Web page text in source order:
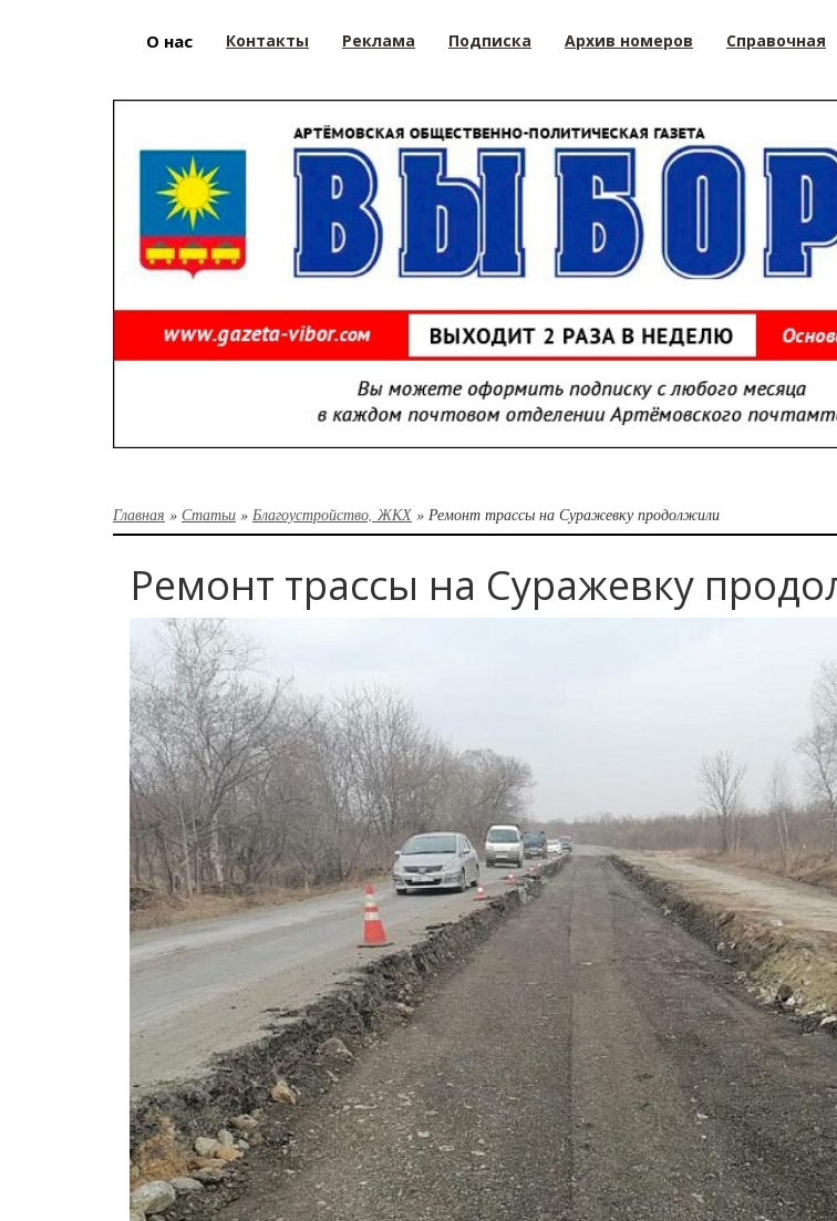
О нас Контакты Реклама Подписка Архив номеров Справочная
Главная » Статьи » Благоустройство, ЖКХ » Ремонт трассы на Суражевку продолжили
Ремонт трассы на Суражевку